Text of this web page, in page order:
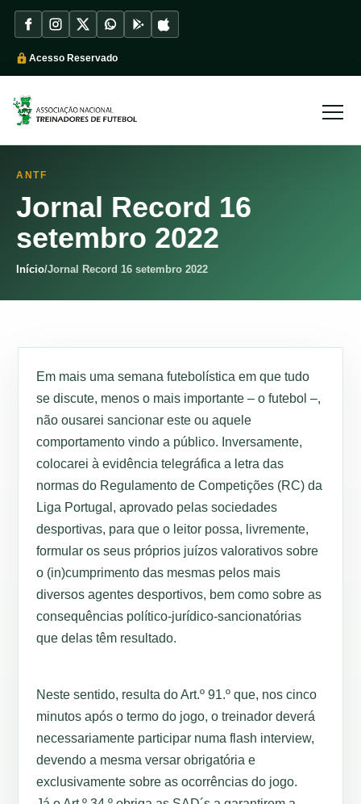
Acesso Reservado
ANTF
Jornal Record 16
setembro 2022
Início/Jornal Record 16 setembro 2022
Em mais uma semana futebolística em que tudo
se discute, menos o mais importante – o futebol –,
não ousarei sancionar este ou aquele
comportamento vindo a público. Inversamente,
colocarei à evidência telegráfica a letra das
normas do Regulamento de Competições (RC) da
Liga Portugal, aprovado pelas sociedades
desportivas, para que o leitor possa, livremente,
formular os seus próprios juízos valorativos sobre
o (in)cumprimento das mesmas pelos mais
diversos agentes desportivos, bem como sobre as
consequências político-jurídico-sancionatórias
que delas têm resultado.
Neste sentido, resulta do Art.º 91.º que, nos cinco
minutos após o termo do jogo, o treinador deverá
necessariamente participar numa flash interview,
devendo a mesma versar obrigatória e
exclusivamente sobre as ocorrências do jogo.